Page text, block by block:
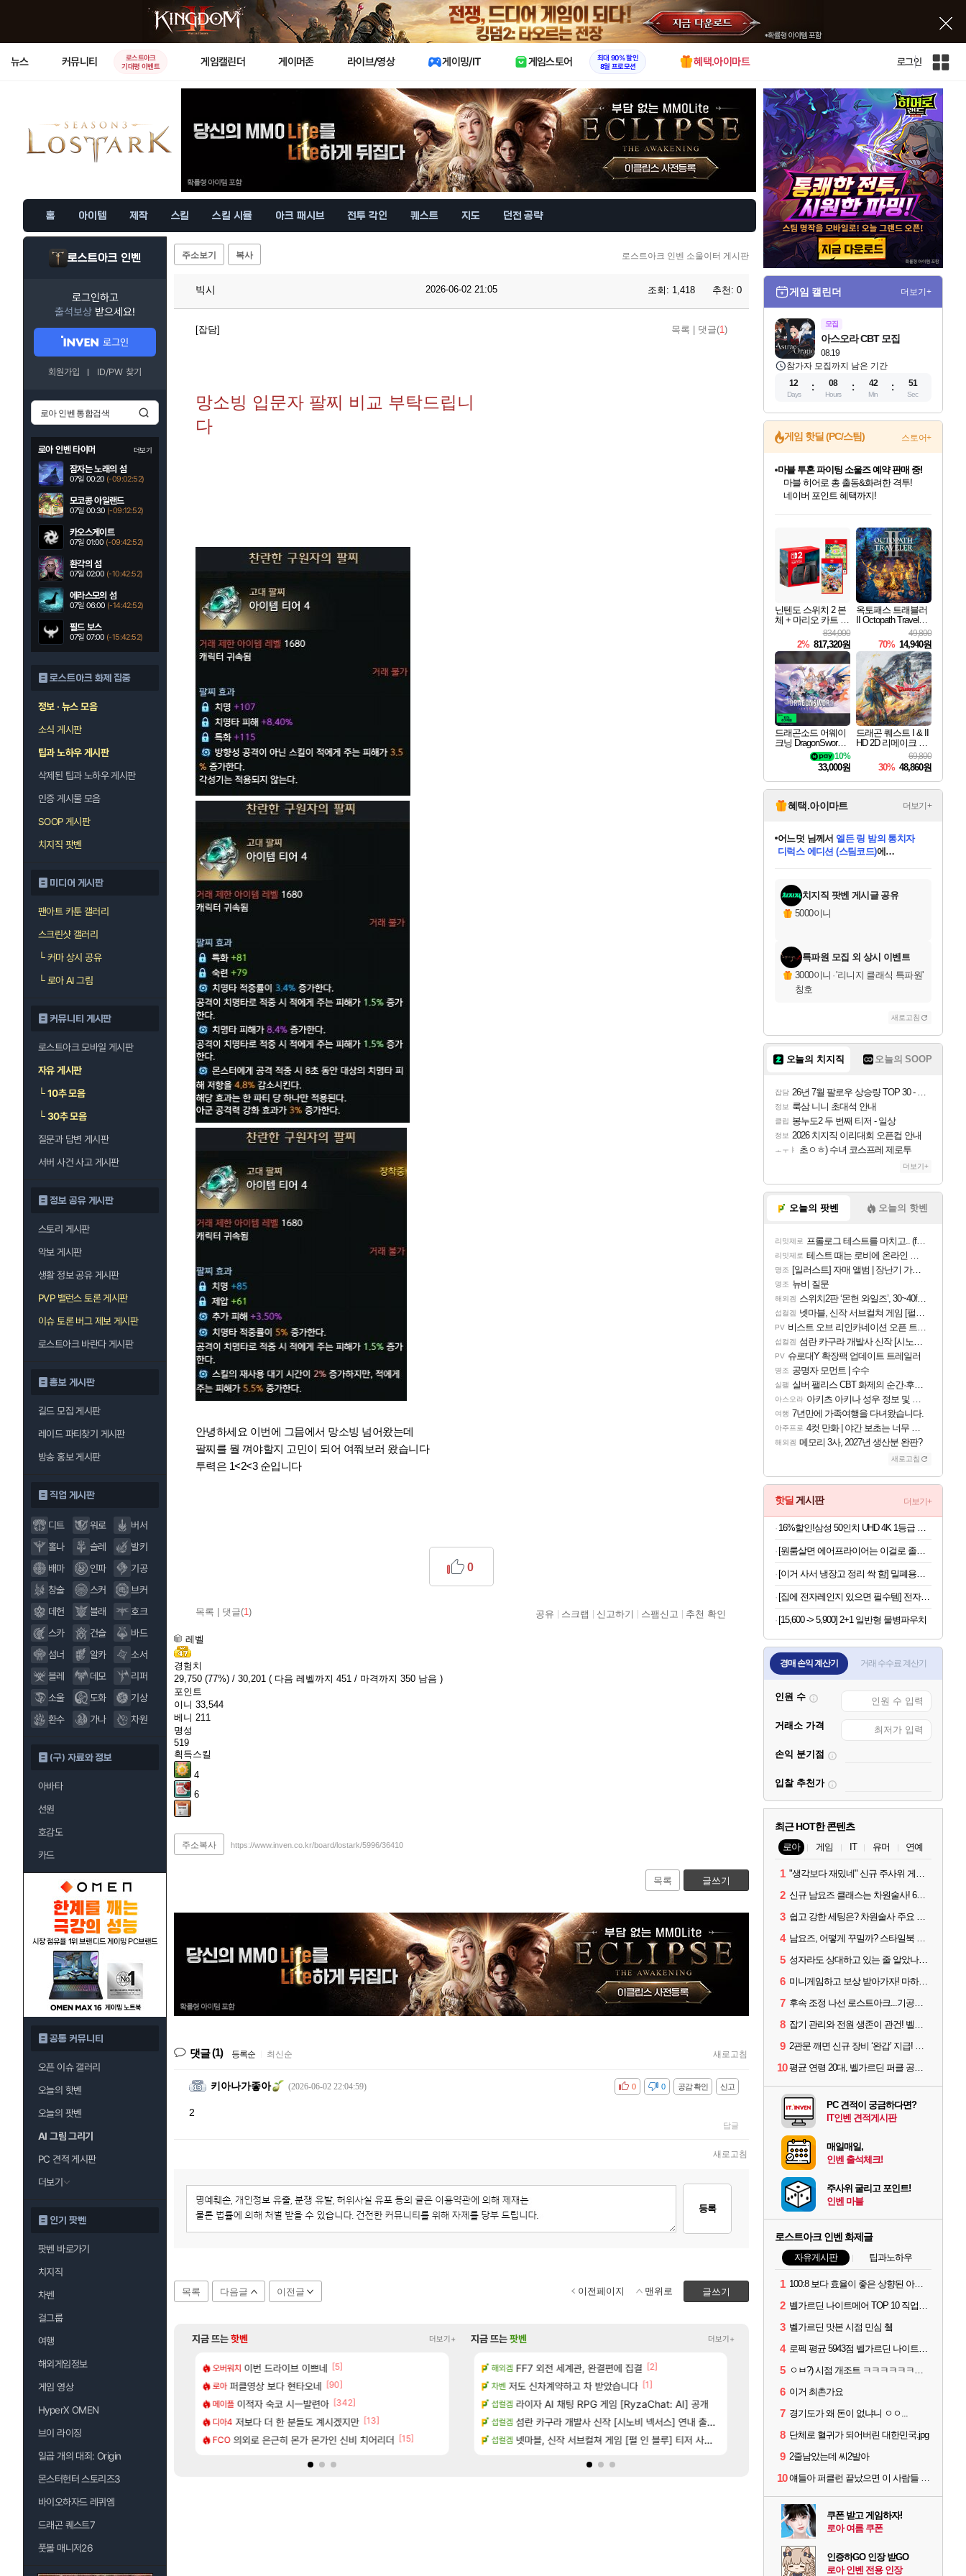
X
뉴스 커뮤니티
로스트아크
기대평 이벤트
게임캘린더 게이머존 라이브/영상 게이밍/IT 게임스토어
최대 90% 할인
8월 프로모션
혜택.아이마트 로그인
인
전
이
트
맵
홈 아이템 제작 스킬 스킬 시뮬 아크 패시브 전투 각인 퀘스트 지도 던전 공략
로스트아크 인벤
로그인하고
출석보상 받으세요!
로그인
회원가입 ID/PW 찾기
로아 인벤 타이머 더보기
잠자는 노래의 섬
07일 00:20 (-09:02:50)
모코콩 아일랜드
07일 00:30 (-09:12:50)
카오스게이트
07일 01:00 (-09:42:50)
환각의 섬
07일 02:00 (-10:42:50)
에라스모의 섬
07일 06:00 (-14:42:50)
필드 보스
07일 07:00 (-15:42:50)
로스트아크 화제 집중
정보 · 뉴스 모음
소식 게시판
팁과 노하우 게시판
삭제된 팁과 노하우 게시판
인증 게시물 모음
SOOP 게시판
치지직 팟벤
미디어 게시판
팬아트 카툰 갤러리
스크린샷 갤러리
└커마 상시 공유
└로아 AI 그림
커뮤니티 게시판
로스트아크 모바일 게시판
자유 게시판
└10추 모음
└30추 모음
질문과 답변 게시판
서버 사건 사고 게시판
정보 공유 게시판
스토리 게시판
악보 게시판
생활 정보 공유 게시판
PVP 밸런스 토론 게시판
이슈 토론 버그 제보 게시판
로스트아크 바란다 게시판
홍보 게시판
길드 모집 게시판
레이드 파티찾기 게시판
방송 홍보 게시판
직업 게시판
디트 워로
버서
홀나
슬레
발키
배마
인파
기공
창술
스커
브커
데헌
블래
호크
스카
건슬
바드
섬너
알카
소서
블레
데모
리퍼
소울
도화
기상
환수
가나 차원
(구) 자료와 정보
아바타
선원
호감도
카드
공통 커뮤니티
오픈 이슈 갤러리
오늘의 핫벤
오늘의 팟벤
AI 그림 그리기
PC 견적 게시판
더보기
인기 팟벤
팟벤 바로가기
치지직
차벤
걸그룹
여행
해외게임정보
게임 영상
HyperX OMEN
브이 라이징
일곱 개의 대죄: Origin
몬스터헌터 스토리즈3
바이오하자드 레퀴엠
드래곤 퀘스트7
풋볼 매니저26
주소보기 복사 로스트아크 인벤 소울이터 게시판
빅시 2026-06-02 21:05 조회: 1,418 추천: 0
[잡담] 목록 댓글(1)
망소빙 입문자 팔찌 비교 부탁드립니
다
안녕하세요 이번에 그믐에서 망소빙 넘어왔는데
팔찌를 뭘 껴야할지 고민이 되어 여쭤보러 왔습니다
투력은 1<2<3 순입니다
목록 댓글(1)
0
공유 스크랩 신고하기 스팸신고 추천 확인
레벨
경험치
29,750 (77%) / 30,201 ( 다음 레벨까지 451 / 마격까지 350 남음 )
포인트
이니 33,544
베니 211
명성
519
획득스킬
4
6
주소복사 https://www.inven.co.kr/board/lostark/5996/36410
목록 글쓰기
댓글(1) 등록순 최신순 새로고침
키아나가좋아 (2026-06-02 22:04:59) 신고
공감 확인
비공감 0
0
2
답글
새로고침
등록
목록 다음글 이전글 글쓰기
이전페이지 맨위로
지금 뜨는핫벤 더보기+
내려 버린 디시인 [6]
의 주적은?? [134]
효율이 좋은 상향된 아제나 ㄷㄷ
투력컷 [35]
오버워치 이번 드라이브 이쁘네 [5]
로아 퍼클영상 보다 현타오네 [90]
메이플 이적자 숙코 시ㅡ발련아 [342]
디아4 저보다 더 한 분들도 계시겠지만 [13]
FCO 의외로 은근히 몬가 몬가인 신비 치어리더 [15]
메이플 빵 가격이 24500원 이라길래 결제 취소하고 나왔다
디아4 (15시즌PTR) 악마술사 5경이 뜨네요
로아 너넨 대난 함부로 가지 마라.. [45]
디아4 Ptr신규무기 인검이라길래 뭔가했는데 [5]
메이플 게이머라면 필수로 알아야 할 것 [114]
Ssf 정의를 내려 버린 디시인 [6]
우리 나라의 주적은??
레테 재사용 17번 터짐 [74]
벨가 하드 찐 투력컷 [35]
지금 뜨는팟벤 더보기+
길찾기/지도 공략 (1 ~ 12장)
만화 | 야간 보초는 너무 힘들어
트 때는 로비에 온라인 기능이 있는데
2판 ‘몬헌 와일즈’, 30~40fps 목표 추정
여행 7년만에 가족여행을 다녀왔습니다.
아스오라 「에린」 컨셉 포스터 공개
비스트 쿠를 먼저 보내서 기습하는 법
리싱크드 리싱크드 1.06 패치노트 (8/5)
비스트 비스트 오브 리인카네이션 정보/공략글 모음
해외겜 FF7 외전 세계관, 완결편에 집결 [2]
차벤 저도 신차계약하고 차 받았습니다 [1]
섭컬겜 라이자 AI 채팅 RPG 게임 [RyzaChat: AI] 공개
섭컬겜 섬란 카구라 개발사 신작 [시노비 넥서스] 연내 출시 예정
섭컬겜 넷마블, 신작 서브컬쳐 게임 [펄 인 블루] 티저 사이트 오픈
비스트 챕터별 길찾기/지도 공략 (1 ~ 12장)
아주프로 4컷 만화 | 야간 보초는 너무 힘들어
비스트 오브 리인카네이션 오픈 트레일러
해외겜 스위치2판 ‘몬헌 와일즈’, 30~40fps 목표 추
게임 캘린더 더보기+
모집
08.19
아스오라 CBT 모집
참가자 모집까지 남은 기간
12
Days
08
Hours
42
Min
50
Sec
게임 핫딜 (PC/스팀) 스토어+
최대 90% 할인가를 만나보세요!
네이버혜택과 함께 만나보세요!
50%할인&추가 적립까지!
이니&베니 혜택까지!
네이버 혜택가와 함께 예약하세요!
할인&네이버혜택으로 만나보세요!
네이버페이 혜택과 만나보세요!
40주년 프로모션으로 만나보세요!
마블 투혼 파이팅 소울즈 예약 판매 중!
마블 히어로 총 출동&화려한 격투!
네이버 포인트 혜택까지!
할인가에 만나보세요!
일부 에디션 상시 할인!
혜택으로 예약 판매 중
편안하게 충전하세요
닌텐도 스위치 2 본
체 + 마리오 카트 월
드 + 포켓몬 포코피
아 번들
834,000
2% 817,320원
옥토패스 트래블러
II Octopath Traveler I
49,800
70% 14,940원
드래곤소드 어웨이
크닝 DragonSword A
10%
33,000원
드래곤 퀘스트 I & II
HD 2D 리메이크 Dra
gon Quest I & II HD
2D Remake
69,800
30% 48,860원
혜택.아이마트 더보기+
당첨되셨습니다.
당첨되셨습니다.
어느덧 님께서엘든 링 밤의 통치자
당첨되셨습니다.
동작그만님께서(본편포함) 데이브 더
다이버 인 더 정글 번들 (스팀코드)
에디션 (스팀코드)를 교환.
당첨되셨습니다.
당첨되셨습니다.
당첨되셨습니다.
당첨되셨습니다.
치지직 팟벤 게시글 공유
5000이니
특파원 모집 외 상시 이벤트
3000이니 ·'리니지 클래식 특파원'
칭호
새로고침
오늘의 치지직 오늘의 SOOP
잡담 26년 7월 팔로우 상승량 TOP 30 - 월간 치지직
정보 룩삼 니니 초대석 안내
클립 봉누도2 두 번째 티저 - 일상
정보 2026 치지직 이리대회 오픈컵 안내
ㅗㅜㅑ 초ㅇㅎ) 수녀 코스프레 제로투
더보기+
오늘의 팟벤 오늘의 핫벤
리밋제로 프롤로그 테스트를 마치고.. (feat. 리아)
리밋제로 테스트 때는 로비에 온라인 기능이 있는데
명조 [일러스트] 자매 앨범 | 장난기 가득한 오후의 공원 (리메이크판)
명조 뉴비 질문
해외겜 스위치2판 ‘몬헌 와일즈’, 30~40fps 목표 추정
섭컬겜 넷마블, 신작 서브컬쳐 게임 [펄 인 블루] 티저 사이트 오픈
PV 비스트 오브 리인카네이션 오픈 트레일러
섭컬겜 섬란 카구라 개발사 신작 [시노비 넥서스] 연내 출시 예정
PV 슈로대Y 확장팩 업데이트 트레일러
명조 공명자 모먼트 | 수수
실팰 실버 팰리스 CBT 화제의 순간·후기 모음
아스오라 아키츠 아키나 성우 정보 및 주요 필모
여행 7년만에 가족여행을 다녀왔습니다.
아주프로 4컷 만화 | 야간 보초는 너무 힘들어
해외겜 메모리 3사, 2027년 생산분 완판?
새로고침
핫딜 게시판 더보기+
[집에 전자레인지 있으면 필수템] 전자레인지 스팀 청소인형 x 2개
[15,600 -> 5,900] 2+1 일반형 물병파우치
경매 손익 계산기 거래 수수료 계산기
인원 수
거래소 가격
손익 분기점
입찰 추천가
최근 HOT한 콘텐츠
로아 게임 IT 유머 연예
1 "생각보다 재밌네" 신규 주사위 게임 티카투카 호평
2 신규 남요즈 클래스는 차원술사! 6월 20일 로아온 썸머 정리
3 쉽고 강한 세팅은? 차원술사 주요 빌드와 스킬 코드
4 남요즈, 어떻게 꾸밀까? 스타일북 인기 차원술사 커스터마이즈
5 성자라도 상대하고 있는 줄 알았나? 벨가르딘 이모저모
6 미니게임하고 보상 받아가자! 마하라카 썸머 캠프 할 일은?
7 후속 조정 나선 로스트아크...기공사, 차원술사 하향
8 잡기 관리와 전원 생존이 관건! 벨가르딘 유물 칭호 획득방법 정리
9 2관문 깨면 신규 장비 ‘완갑’ 지급! 그림자 레이드 벨가르딘 공개
10 평균 연령 20대, 벨가르딘 퍼클 공대 '영로티'를 만나다
PC 견적이 궁금하다면?
IT인벤 견적게시판
매일매일,
인벤 출석체크!
주사위 굴리고 포인트!
인벤 마블
로스트아크 인벤 화제글
자유게시판 팁과노하우
1 100:8 보다 효율이 좋은 상향된 아제나 ㄷㄷ
2 벨가르딘 나이트메어 TOP 10 직업별 분포
3 벨가르딘 맛본 시점 민심 췤
4 로펙 평균 5943점 벨가르딘 나이트메어 1관 클리어
5 ㅇㅂ?) 시점 개조트 ㅋㅋㅋㅋㅋㅋㅋㅋㅋ
6 이거 최촌가요
7 경기도가 왜 돈이 없냐니 ㅇㅇ...
8 단체로 혈귀가 되어버린 대한민국.jpg
9 2줄남았는데 씨2발아
10 얘들아 퍼클런 끝났으면 이 사람들 불태워야해!!
쿠폰 받고 게임하자!
로아 여름 쿠폰
인증하GO 인장 받GO
로아 인벤 전용 인장